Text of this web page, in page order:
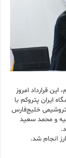
قرارداد امروز
ایران پتروکم با
خلیج‌فارس
و محمد سعید
انجام شد.